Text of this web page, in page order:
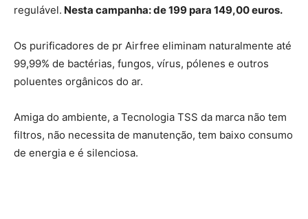
regulável. Nesta campanha: de 199 para 149,00 euros.
Os purificadores de pr Airfree eliminam naturalmente até
99,99% de bactérias, fungos, vírus, pólenes e outros
poluentes orgânicos do ar.
Amiga do ambiente, a Tecnologia TSS da marca não tem
filtros, não necessita de manutenção, tem baixo consumo
de energia e é silenciosa.